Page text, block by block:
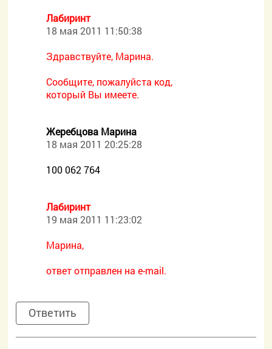
Лабиринт
18 мая 2011 11:50:38
Здравствуйте, Марина.
Сообщите, пожалуйста код,
который Вы имеете.
Жеребцова Марина
18 мая 2011 20:25:28
100 062 764
Лабиринт
19 мая 2011 11:23:02
Марина,
ответ отправлен на e-mail.
Ответить